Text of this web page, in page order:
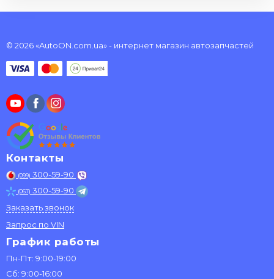
© 2026 «AutoON.com.ua» - интернет магазин автозапчастей
Контакты
(099) 300-59-90
(067) 300-59-90
Заказать звонок
Запрос по VIN
График работы
Пн-Пт: 9:00-19:00
Сб: 9:00-16:00